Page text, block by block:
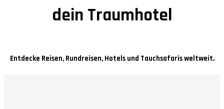
dein Traumhotel
Entdecke Reisen, Rundreisen, Hotels und Tauchsafaris weltweit.